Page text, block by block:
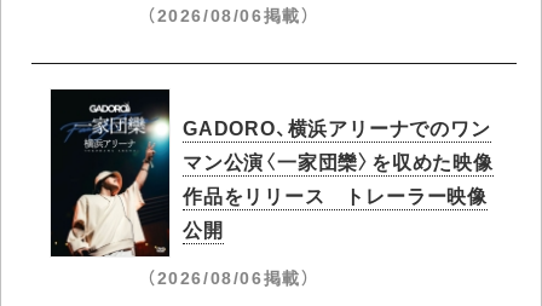
（2026/08/06掲載）
GADORO、横浜アリーナでのワン
マン公演〈一家団欒〉を収めた映像
作品をリリース トレーラー映像
公開
（2026/08/06掲載）